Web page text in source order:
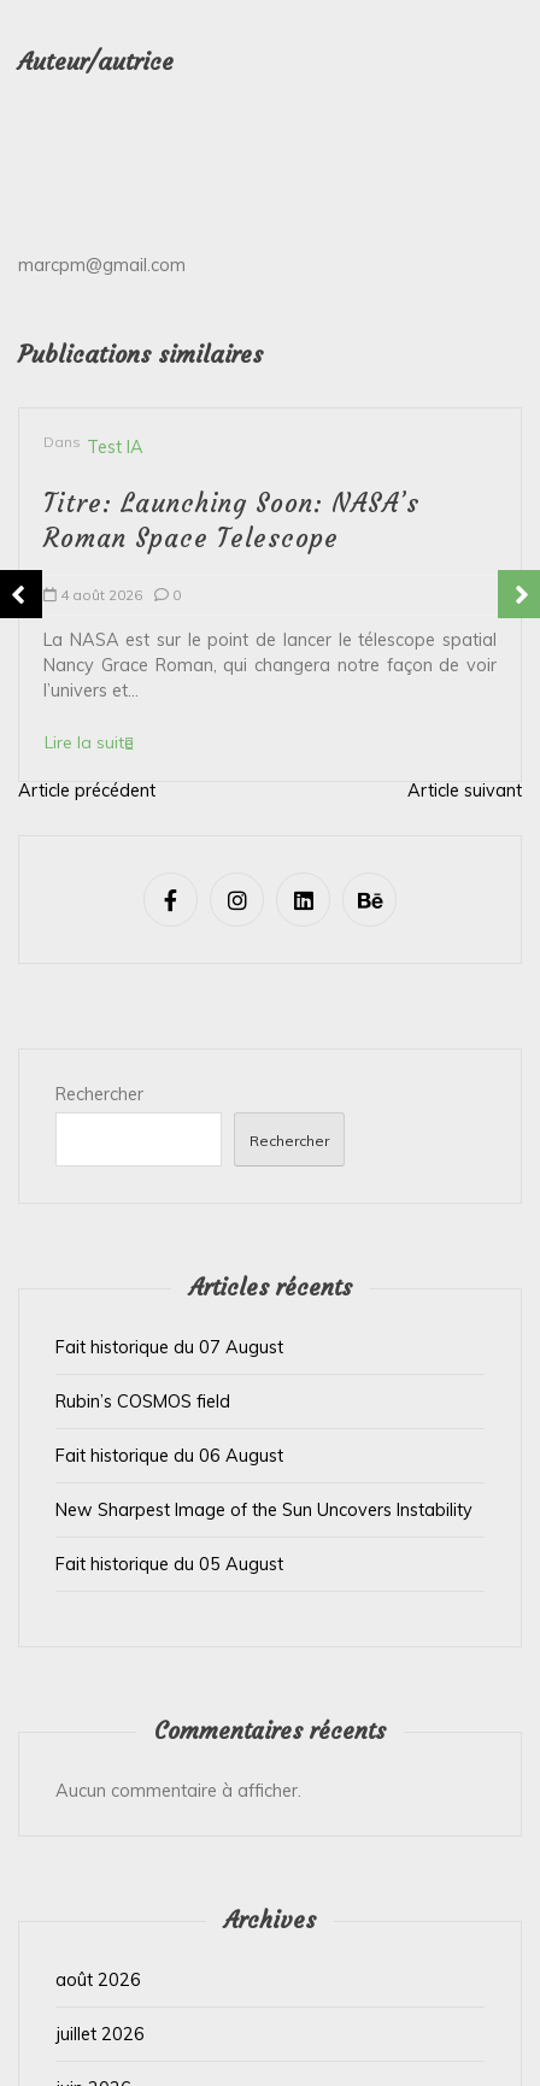
Auteur/autrice
marcpm@gmail.com
Publications similaires
Dans Test IA
Titre: Launching Soon: NASA’s
Roman Space Telescope
4 août 2026 0
La NASA est sur le point de lancer le télescope spatial
Nancy Grace Roman, qui changera notre façon de voir
l’univers et...
Lire la suite
N
Article précédent Article suivant
Rechercher
Rechercher
Articles récents
Fait historique du 07 August
Rubin’s COSMOS field
Fait historique du 06 August
New Sharpest Image of the Sun Uncovers Instability
Fait historique du 05 August
Commentaires récents
Aucun commentaire à afficher.
Archives
août 2026
juillet 2026